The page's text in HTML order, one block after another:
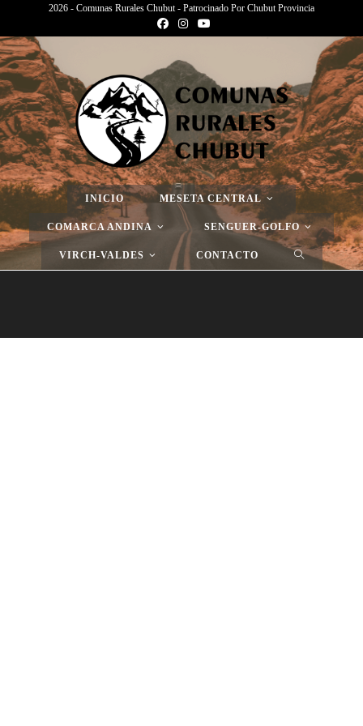
2026 - Comunas Rurales Chubut - Patrocinado Por Chubut Provincia
INICIO MESETA CENTRAL
COMARCA ANDINA SENGUER-GOLFO
VIRCH-VALDES CONTACTO
Página Nueva
> Página Nueva > Página Nueva